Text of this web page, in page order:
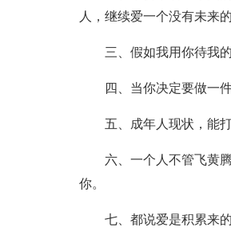
人，继续爱一个没有未来的
三、假如我用你待我
四、当你决定要做一
五、成年人现状，能
六、一个人不管飞黄
你。
七、都说爱是积累来